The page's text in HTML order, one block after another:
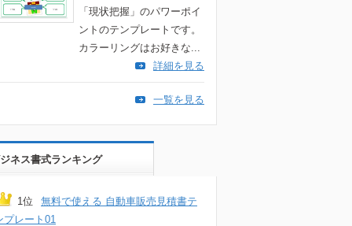
「現状把握」のパワーポイ
ントのテンプレートです。
カラーリングはお好きな...
詳細を見る
一覧を見る
ネス書式ランキング
1位
無料で使える 自動車販売見積書テ
プレート01